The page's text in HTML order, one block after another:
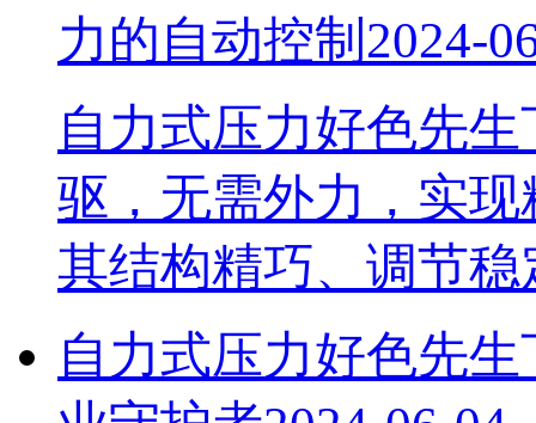
力的自动控制 2024-
自力式压力好色先
驱，无需外力，实
其结构精巧、调节稳
自力式压力好色先